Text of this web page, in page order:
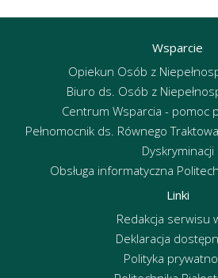
Wsparcie
Opiekun Osób z
Biuro ds. Osób z
Centrum Wsparcia - pomoc
Pełnomocnik ds. Równego
Dyskryminacji
Obsługa informatyczna
Linki
Redakcja serwisu
Deklaracja
Polityka